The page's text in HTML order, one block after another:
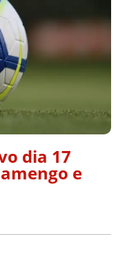
dia 17
e